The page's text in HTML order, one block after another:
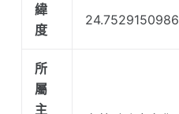
緯
度
所
屬
主